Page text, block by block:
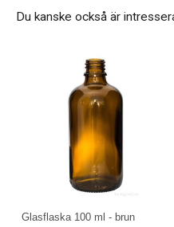
Du kanske också är
Glasflaska 100 ml - brun